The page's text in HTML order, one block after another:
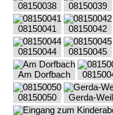
08150038 08150039
08150041 08150042
08150044 08150045
Am Dorfbach
08150050 Gerda-